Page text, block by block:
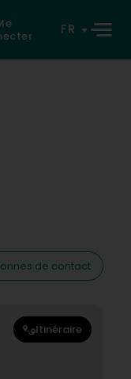
FR
de contact
Itinéraire